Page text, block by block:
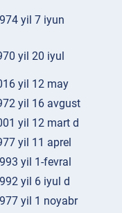
yil 7 iyun
yil 20 iyul
yil 12 may
yil 16 avgust
yil 12 mart d
yil 11 aprel
yil 1-fevral
yil 6 iyul d
yil 1 noyabr